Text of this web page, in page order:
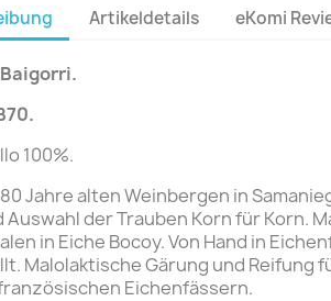
Artikeldetails eKomi
100%.
Jahre alten Weinbergen in
Auswahl der Trauben Korn für Korn.
in Eiche Bocoy. Von Hand in
Malolaktische Gärung und Reifung
Eichenfässern.